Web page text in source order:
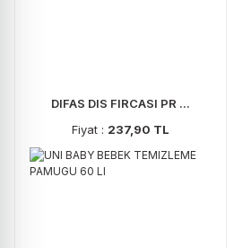
DIFAS DIS FIRCASI PR ...
Fiyat : 237,90 TL